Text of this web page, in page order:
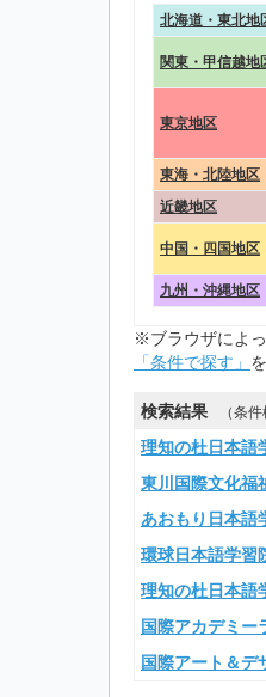
北海道・東北地
関東・甲信越地
東京地区
東海・北陸地区
近畿地区
中国・四国地区
九州・沖縄地区
※ブラウザによ
「条件で探す」
検索結果 （条
理知の杜日本語
東川国際文化福
あおもり日本語
環球日本語学習
理知の杜日本語
国際アカデミー
国際アート＆デ